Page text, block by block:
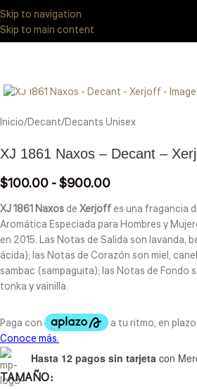
Skip to navigation
Skip to main content
Eres de GDL Utiliza el método CASABLANCA
Inicio/Decant/Decants Unisex
XJ 1861 Naxos – Decant –
$100.00-$900.00
XJ 1861 Naxos de Xerjoff es una fragancia
Aromática Especiada para Hombres y
en 2015. Las Notas de Salida son lavanda,
ácida); las Notas de Corazón son miel,
sambac (sampaguita); las Notas de Fondo
tonka y vainilla.
Hasta 12 pagos sin tarjeta con
TAMAÑO